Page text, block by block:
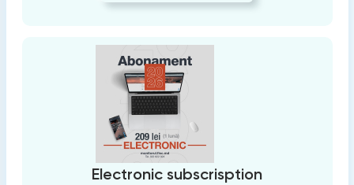
Electronic subscrisption